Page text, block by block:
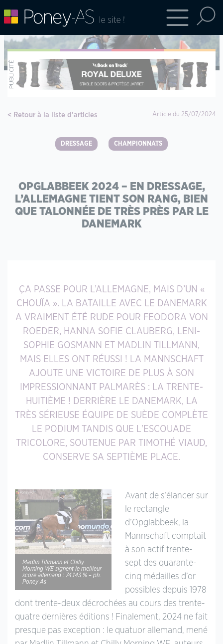
Retour à la liste d'articles Article du 25/07/2024
DRESSAGE CHAMPIONNATS
OPGLABBEEK 2024 – EN DRESSAGE,
L’ALLEMAGNE TIENT SON RANG, BIEN
QUE TALONNÉE DE TRÈS PRÈS PAR LE
DANEMARK
ÇA PASSE POUR L’ALLEMAGNE, MAIS D’UN «
CHOUÏA ». LA BATAILLE AVEC LE DANEMARK
A VRAIMENT ÉTÉ RUDE POUR FEODORA VON
ROEDER, HANNA SOFIE CLAUBERG, LENI-
SOPHIE GOSMANN ET MADLIN TILLMANN,
MAIS ELLES ONT RÉUSSI ! LA MANNSCHAFT
AJOUTE UNE VICTOIRE DE PLUS À SON
IMPRESSIONNANT PALMARÈS : LA TRENTE-
HUITIÈME ! DERRIÈRE LE DANEMARK, LA
TRÈS SÉRIEUSE ÉQUIPE DE SUÈDE COMPLÈTE
LE PODIUM TANDIS QUE L'ESCOUADE
TRICOLORE, SOUTENUE PAR TIMOTHÉ VIAUD,
CONSERVE SA SEPTIÈME PLACE.
Madlin Tillmann et Chilly
Morning WE signent le meilleur
score allemand : 74.143 % – ph.
Poney As
Avant de s’élancer sur
le rectangle
d’Opglabbeek, la
Mannschaft comptait
à son actif trente-
sept des quarante-
cinq médailles d’or
possibles depuis 1978
dont trente-deux décrochées au cours des trente-
quatre dernières éditions ! Finalement, 2024 ne fait
presque pas exception : le quatuor allemand, mené